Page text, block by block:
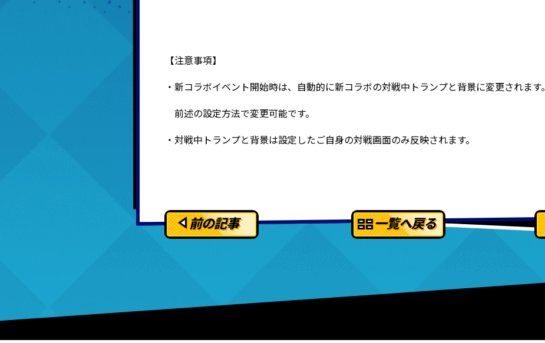
【注意事項】
・新コラボイベント開始時は、自動的に新コラボの対戦中トランプと背景に変更されます。
前述の設定方法で変更可能です。
・対戦中トランプと背景は設定したご自身の対戦画面のみ反映されます。
前の記事 一覧へ戻る